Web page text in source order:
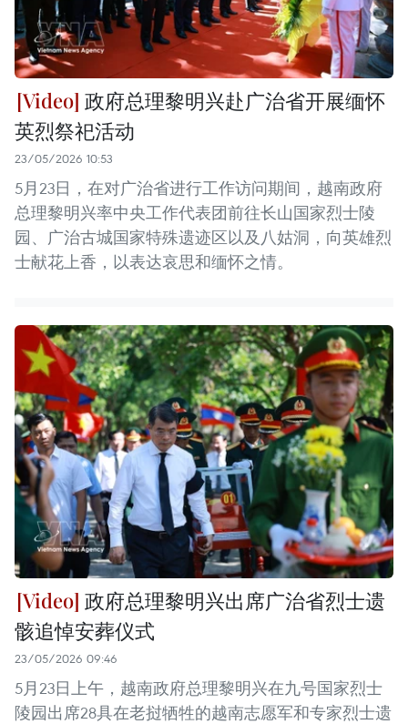
政府总理黎明兴赴广治省开展缅怀
英烈祭祀活动
23/05/2026 10:53
5月23日，在对广治省进行工作访问期间，越南政府
总理黎明兴率中央工作代表团前往长山国家烈士陵
园、广治古城国家特殊遗迹区以及八姑洞，向英雄烈
士献花上香，以表达哀思和缅怀之情。
政府总理黎明兴出席广治省烈士遗
骸追悼安葬仪式
23/05/2026 09:46
5月23日上午，越南政府总理黎明兴在九号国家烈士
陵园出席28具在老挝牺牲的越南志愿军和专家烈士遗